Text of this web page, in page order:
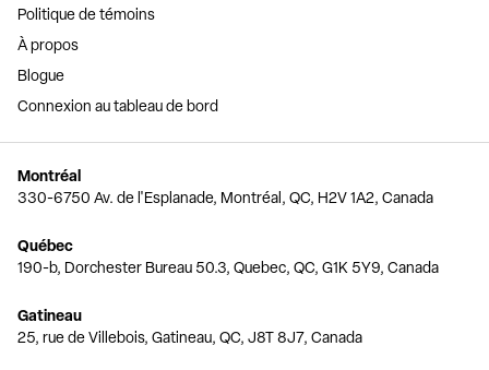
Politique de témoins
À propos
Blogue
Connexion au tableau de bord
Montréal
330-6750 Av. de l'Esplanade, Montréal, QC, H2V 1A2, Canada
Québec
190-b, Dorchester Bureau 50.3, Quebec, QC, G1K 5Y9, Canada
Gatineau
25, rue de Villebois, Gatineau, QC, J8T 8J7, Canada